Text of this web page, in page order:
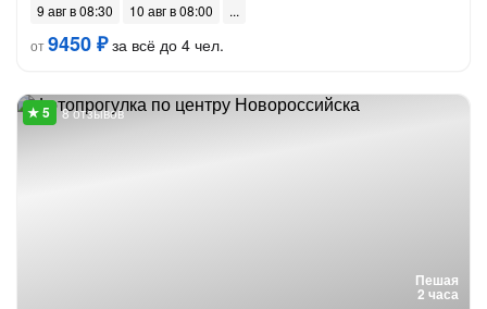
9 авг в 08:30
10 авг в 08:00
от9450 ₽за всё до 4 чел.
Пешая
2 часа
8 отзывов